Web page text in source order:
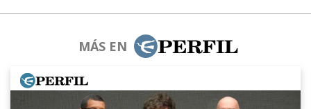
MÁS EN